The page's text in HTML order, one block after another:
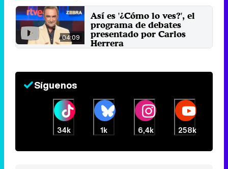
04:09
Así es '¿Cómo lo ves?', el
programa de debates
presentado por Carlos
Herrera
Síguenos
34k 1k 6,4k 258k